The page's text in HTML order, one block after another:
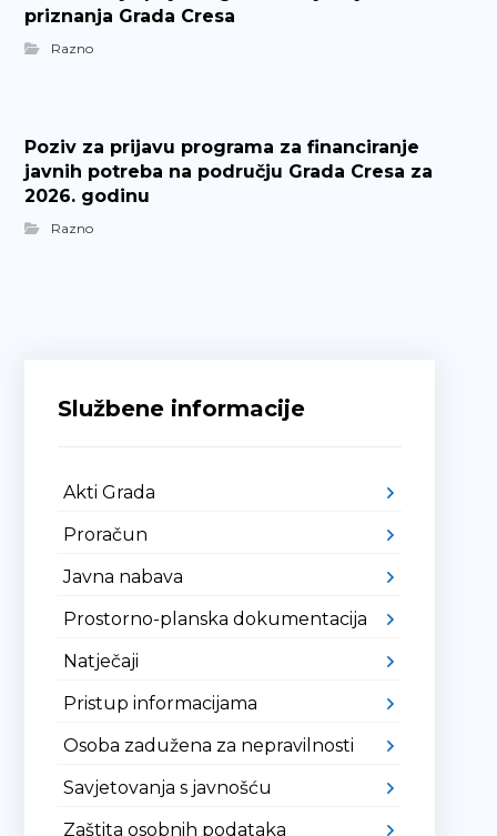
priznanja Grada Cresa
Razno
Poziv za prijavu programa za financiranje
javnih potreba na području Grada Cresa za
2026. godinu
Razno
Službene informacije
Akti Grada
Proračun
Javna nabava
Prostorno-planska dokumentacija
Natječaji
Pristup informacijama
Osoba zadužena za nepravilnosti
Savjetovanja s javnošću
Zaštita osobnih podataka